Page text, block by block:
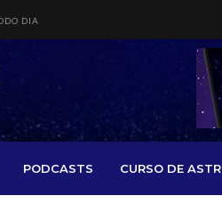
DIA
PODCASTS CURSO DE